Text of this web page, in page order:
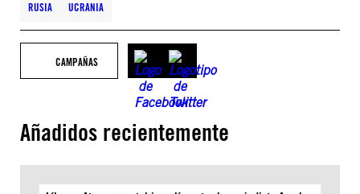
RUSIA UCRANIA
CAMPAÑAS
Añadidos recientemente